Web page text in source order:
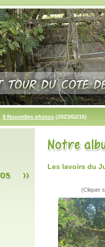
9 Nouvelles photos (2023/02/16)
Les lavoirs du
(Cliquer